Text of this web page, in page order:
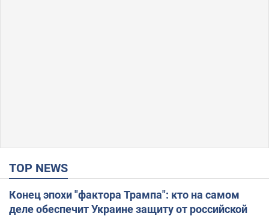
TOP NEWS
Конец эпохи "фактора Трампа": кто на самом
деле обеспечит Украине защиту от российской